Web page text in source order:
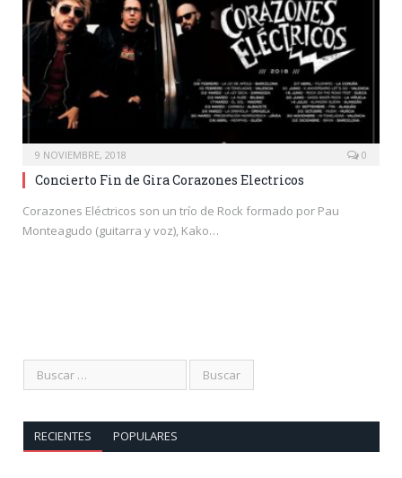
9 NOVIEMBRE, 2018 0
Concierto Fin de Gira Corazones Electricos
Corazones Eléctricos son un trío de Rock formado por Pau
Monteagudo (guitarra y voz), Kako…
RECIENTES POPULARES